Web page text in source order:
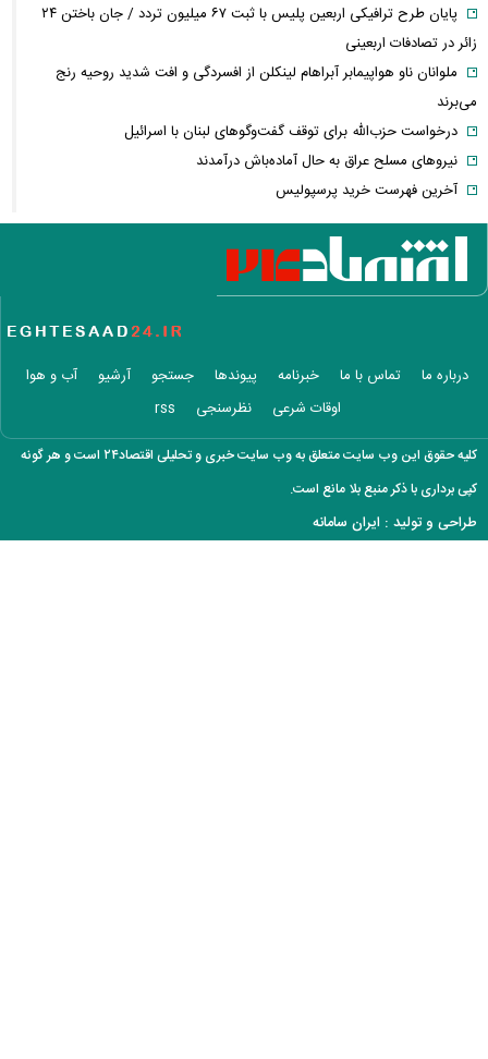
پایان طرح ترافیکی اربعین پلیس با ثبت ۶۷ میلیون تردد / جان باختن ۲۴
زائر در تصادفات اربعینی
ملوانان ناو هواپیمابر آبراهام لینکلن از افسردگی و افت شدید روحیه رنج
می‌برند
درخواست حزب‌الله برای توقف گفت‌وگوهای لبنان با اسرائیل
نیروهای مسلح عراق به حال آماده‌باش درآمدند
آخرین فهرست خرید پرسپولیس
روزنامه جمهوری اسلامی خواستار برخورد قضایی با باقر خرازی و نیلی شد
ضرغامی: تغییر ریل عین بصیرت است، فرصت سوزی نکنیم
تکذیب اعمال ضریب ۲.۷ برای اینترنت بین‌الملل از سوی سازمان تنظیم
الحدث: به زودی بیانیه‌ای مشترک از سوی عمان و ایران درباره «ایجاد یک
گذرگاه موقت در تنگه هرمز» منتشر می‌شود
تغییر زمانبندی‌ شارژ اعتبار کالابرگ
پیشنهاد ۱۳۲میلیاردی رامین رضاییان به استقلال
آلمان صدرنشین حداقل دستمزد اروپا از نظر قدرت خرید شد
عکس دیده‌نشده ظل‌السلطنه نوه ناصرالدین شاه در لباس دامادی
موشک خیبرشکن ایران چیست؟ جزئیات جدید از برد، سرعت و قابلیت‌های
درباره ما تماس با ما خبرنامه پیوندها جستجو آرشیو
آب و هوا
اوقات شرعی
نظرسنجی rss
کلیه حقوق این وب سایت متعلق به وب سایت خبری و تحلیلی اقتصاد۲۴ است و هر گونه
کپی برداری با ذکر منبع بلا مانع است.
طراحی و تولید : ایران سامانه